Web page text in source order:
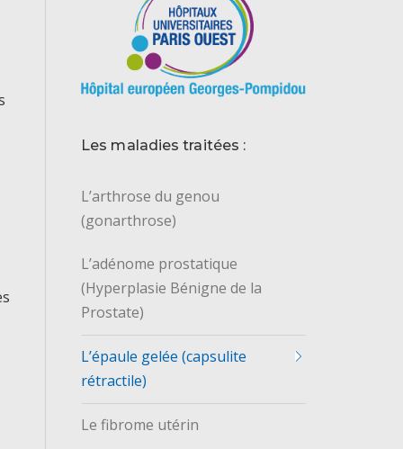
Les maladies traitées :
L’arthrose du genou
(gonarthrose)
L’adénome prostatique
(Hyperplasie Bénigne de la
Prostate)
L’épaule gelée (capsulite
rétractile)
Le fibrome utérin